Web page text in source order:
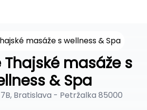
Thajské masáže s
& Spa
Bratislava - Petržalka 85000